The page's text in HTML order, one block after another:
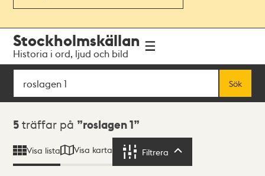
navigationen
huvudinnehållet
Stockholmskällan
Historia i ord, ljud och bild
Sök
Sök
Sökresultat
5 träffar på roslagen 1
Visa lista Visa karta Filtrera